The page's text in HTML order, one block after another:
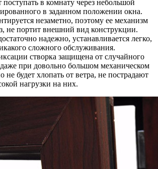
поступать в комнату через небольшой
в заданном положении окна.
незаметно, поэтому ее механизм
не портит внешний вид конструкции.
надежно, устанавливается легко,
сложного обслуживания.
створка защищена от случайного
при довольно большом механическом
не будет хлопать от ветра, не пострадают
нагрузки на них.